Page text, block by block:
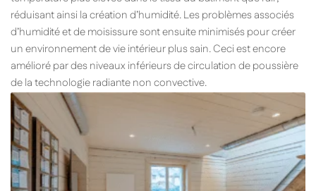
réduisant ainsi la création d’humidité. Les problèmes associés
d’humidité et de moisissure sont ensuite minimisés pour créer
un environnement de vie intérieur plus sain. Ceci est encore
amélioré par des niveaux inférieurs de circulation de poussière
de la technologie radiante non convective.